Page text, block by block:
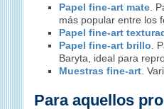
Papel fine-art mate .
más popular entre los
Papel fine-art
Papel fine-art brillo .
Baryta, ideal para
Muestras fine-art .
Para aquellos